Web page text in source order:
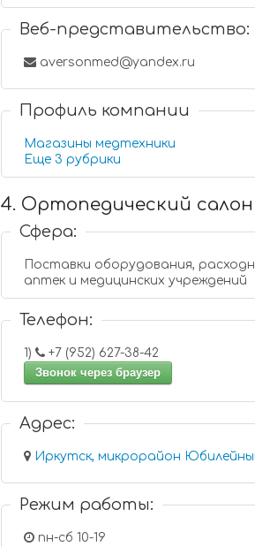
Веб-представительство:
aversonmed@yandex.ru
Профиль компании
Магазины медтехники
Еще 3 рубрики
4. Ортопедический
Сфера:
Поставки оборудования,
аптек и медицинских учреждений
Телефон:
1)
+7 (952) 627-38-42
Звонок через браузер
Адрес:
Иркутск, микрорайон
Режим работы:
пн-сб 10-19